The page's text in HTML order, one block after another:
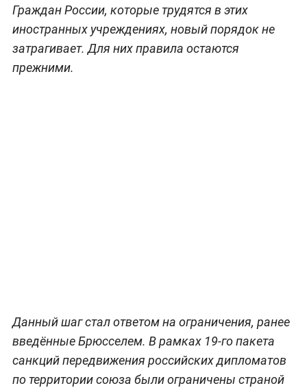
Граждан России, которые трудятся в этих
иностранных учреждениях, новый порядок не
затрагивает. Для них правила остаются
прежними.
Данный шаг стал ответом на ограничения, ранее
введённые Брюсселем. В рамках 19-го пакета
санкций передвижения российских дипломатов
по территории союза были ограничены страной